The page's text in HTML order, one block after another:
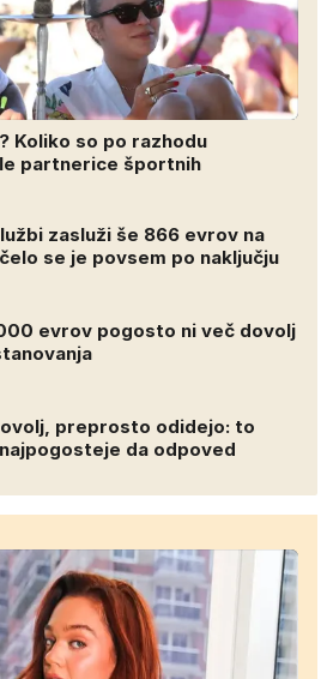
Koliko so po razhodu
partnerice športnih
zasluži še 866 evrov na
se je povsem po naključju
evrov pogosto ni več dovolj
preprosto odidejo: to
da odpoved